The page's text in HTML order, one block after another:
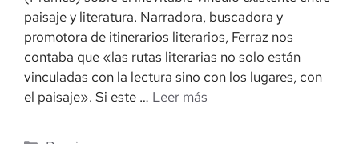
paisaje y literatura. Narradora, buscadora y
promotora de itinerarios literarios, Ferraz nos
contaba que «las rutas literarias no solo están
vinculadas con la lectura sino con los lugares, con
el paisaje». Si este … Leer más